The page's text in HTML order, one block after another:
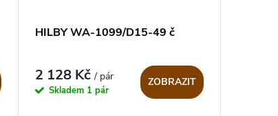
HILBY WA-1099/D15-49 č
2 128 Kč/ pár
Skladem 1 pár
ZOBRAZIT